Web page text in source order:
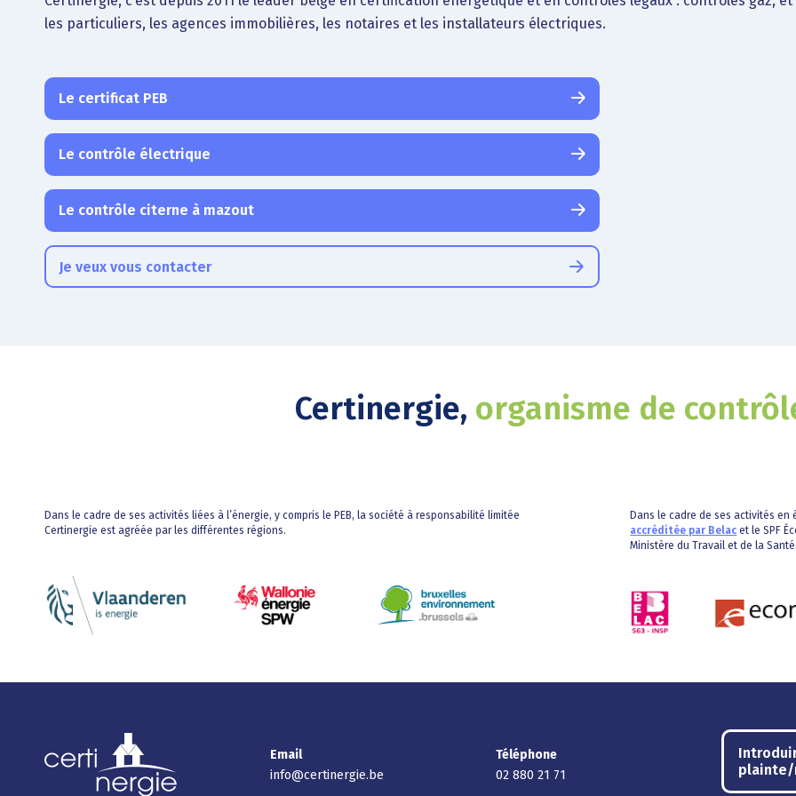
les particuliers, les agences immobilières, les notaires et les installateurs électriques.
Le certificat PEB
Le contrôle électrique
Le contrôle citerne à mazout
Je veux vous contacter
Certinergie, organisme de
Dans le cadre de ses activités liées à l’énergie, y compris le PEB, la société à responsabilité limitée
Certinergie est agréée par les différentes régions.
Dans le cadre de ses activités
accréditée par Belac et le SPF
Ministère du Travail et de la Santé.
Email
info@certinergie.be
Téléphone
02 880 21 71
plainte/